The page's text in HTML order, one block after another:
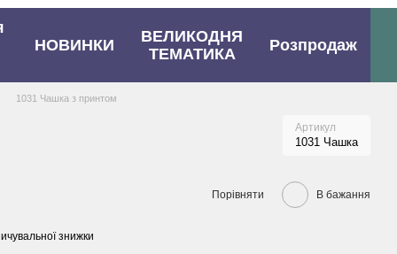
НОВИНКИ
ВЕЛИКОДНЯ
ТЕМАТИКА
Розпродаж
1031 Чашка з принтом
Артикул
1031 Чашка
Порівняти В бажання
знижки